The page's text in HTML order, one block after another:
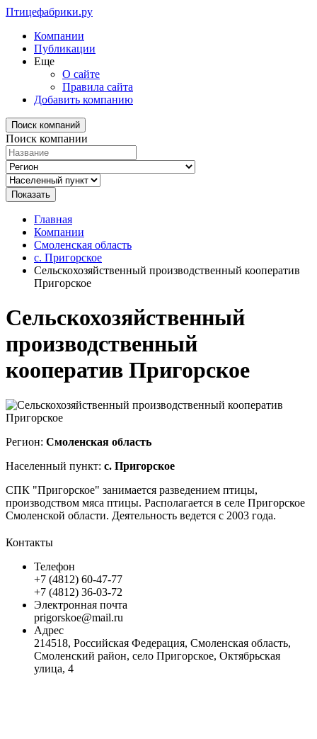
Птицефабрики.ру
Компании
Публикации
Еще
О сайте
Правила сайта
Добавить компанию
Поиск компаний
Поиск компании
Главная
Компании
Смоленская область
с. Пригорское
Сельскохозяйственный производственный кооператив
Пригорское
Сельскохозяйственный
производственный
кооператив Пригорское
Регион: Смоленская область
Населенный пункт: с. Пригорское
СПК "Пригорское" занимается разведением птицы,
производством мяса птицы. Располагается в селе Пригорское
Смоленской области. Деятельность ведется с 2003 года.
Контакты
Телефон
+7 (4812) 60-47-77
+7 (4812) 36-03-72
Электронная почта
prigorskoe@mail.ru
Адрес
214518, Российская Федерация, Смоленская область,
Смоленский район, село Пригорское, Октябрьская
улица, 4